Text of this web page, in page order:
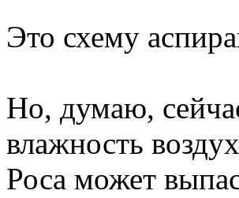
Это схему
Но, думаю,
влажность
Роса может